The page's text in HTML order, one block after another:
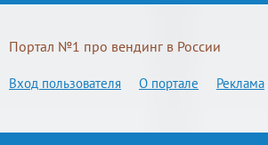
Портал №1 про вендинг в России
Вход пользователя О портале Реклама